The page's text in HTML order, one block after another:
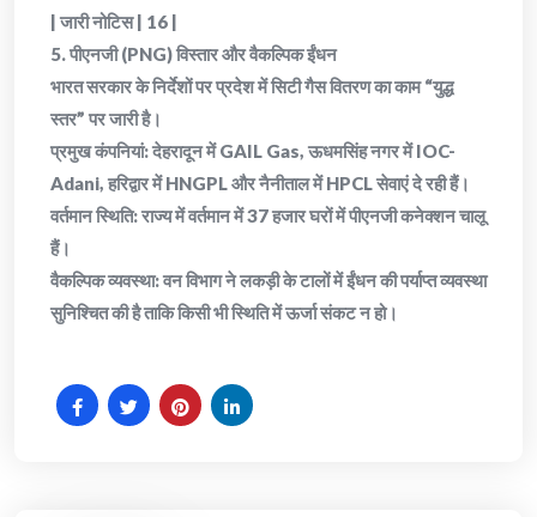
| जारी नोटिस | 16 |
​5. पीएनजी (PNG) विस्तार और वैकल्पिक ईंधन
​भारत सरकार के निर्देशों पर प्रदेश में सिटी गैस वितरण का काम “युद्ध
स्तर” पर जारी है।
​प्रमुख कंपनियां: देहरादून में GAIL Gas, ऊधमसिंह नगर में IOC-
Adani, हरिद्वार में HNGPL और नैनीताल में HPCL सेवाएं दे रही हैं।
​वर्तमान स्थिति: राज्य में वर्तमान में 37 हजार घरों में पीएनजी कनेक्शन चालू
हैं।
​वैकल्पिक व्यवस्था: वन विभाग ने लकड़ी के टालों में ईंधन की पर्याप्त व्यवस्था
सुनिश्चित की है ताकि किसी भी स्थिति में ऊर्जा संकट न हो।